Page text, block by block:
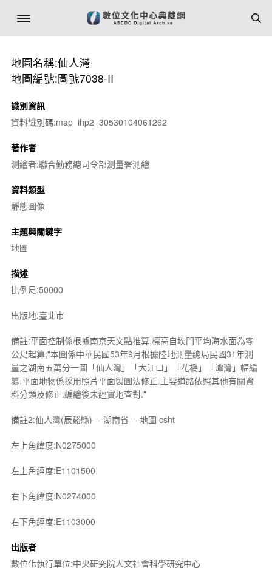
地圖名稱:仙人灣
地圖編號:圖號7038-II
識別資訊
資料識別碼:map_ihp2_30530104061262
著作者
測繪者:聯合勤務總司令部測量署測繪
資料類型
靜態圖像
主題與關鍵字
地圖
描述
比例尺:50000
出版地:臺北市
備註:平面控制係根據南京天文點推算,標高自坎門平均海水面為零
公尺起算;"本圖係中華民國53年9月根據陸地測量總局民國31年測
量之湖南五萬分一圖「仙人灣」「大江口」「花橋」「潭灣」幅編
纂.平面地物係採用照片平面製圖法修正.主要道路依照其他有關資
料分類及修正.編繪後未經實地查對."
備註2:仙人灣(辰谿縣) -- 湖南省 -- 地圖 csht
左上角緯度:N0275000
左上角經度:E1101500
右下角緯度:N0274000
右下角經度:E1103000
出版者
數位化執行單位:中央研究院人文社會科學研究中心